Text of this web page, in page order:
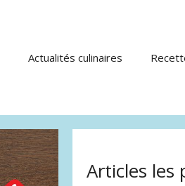
Actualités culinaires
Articles les